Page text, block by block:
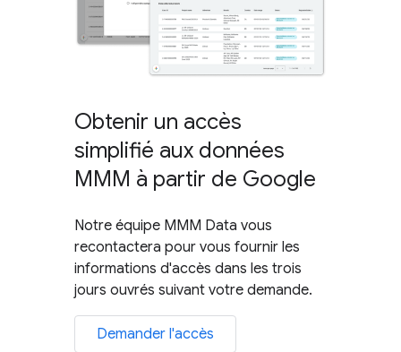
Obtenir un accès
simplifié aux données
MMM à partir de Google
Notre équipe MMM Data vous
recontactera pour vous fournir les
informations d'accès dans les trois
jours ouvrés suivant votre demande.
Demander l'accès